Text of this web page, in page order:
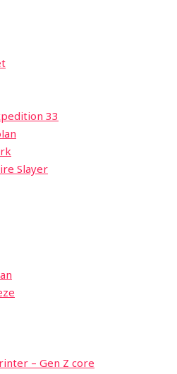
33
Slayer
– Gen Z core